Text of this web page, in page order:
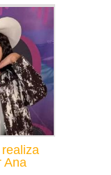
Ana